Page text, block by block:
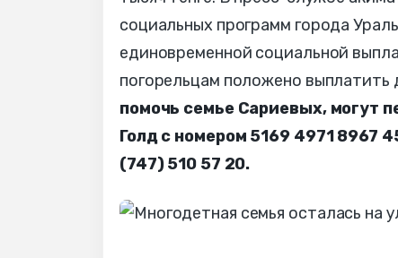
социальных программ города
единовременной социальной
погорельцам положено
помочь семье Сариевых, могут
Голд с номером 5169 4971 8967
(747) 510 57 20.